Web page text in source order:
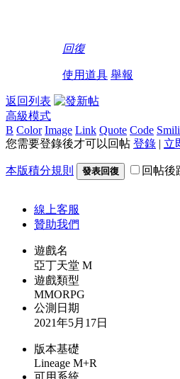
回復
使用道具 舉報
返回列表
高級模式
B Color Image Link Quote Code
您需要登錄後才可以回帖 登錄 | 立
本版積分規則 發表回復 回帖後
線上客服
贊助我們
遊戲名
亞丁天堂 M
遊戲類型
MMORPG
公測日期
2021年5月17日
版本基礎
Lineage M+R